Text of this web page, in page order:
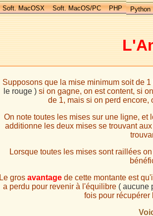
Soft. MacOSX Soft. MacOS/PC PHP Python
Supposons que la mise minimum soit de
le rouge )si on gagne, on est content, si
de 1, mais si on perd encore,
On note toutes les mises sur une ligne,
additionne les deux mises se trouvant
Lorsque toutes les mises sont raillées
Le gros avantagede cette montante est
a perdu pour revenir à l'équilibre ( aucune
fois pour récupérer